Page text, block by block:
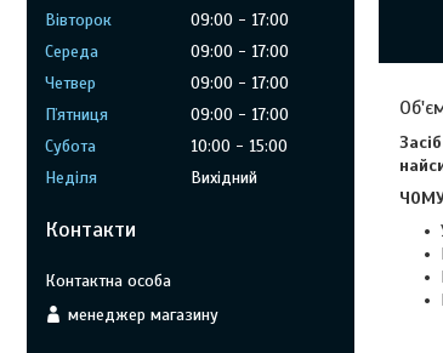
Вівторок
09:00
17:00
Середа
09:00
17:00
Четвер
09:00
17:00
Пʼятниця
09:00
17:00
Субота
10:00
15:00
Неділя
Вихідний
Контакти
менеджер магазину